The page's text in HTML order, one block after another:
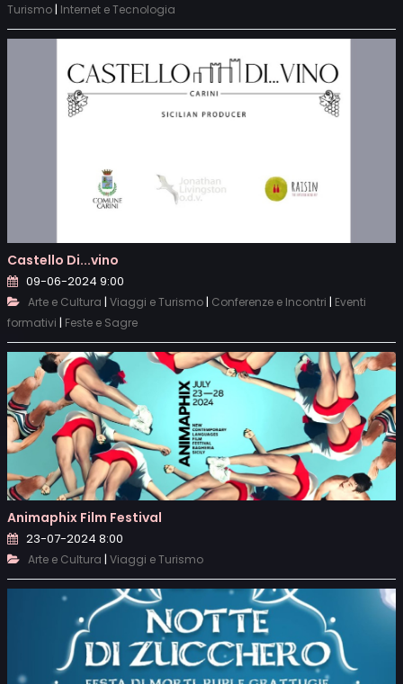
Turismo | Internet e Tecnologia
Castello Di...vino
09-06-2024 9:00
Arte e Cultura | Viaggi e Turismo | Conferenze e Incontri | Eventi
formativi | Feste e Sagre
Animaphix Film Festival
23-07-2024 8:00
Arte e Cultura | Viaggi e Turismo